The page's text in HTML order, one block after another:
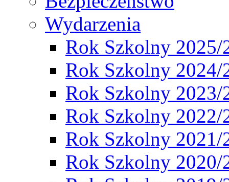
Wydarzenia
Rok Szkolny 2025/
Rok Szkolny 2024/
Rok Szkolny 2023/
Rok Szkolny 2022/
Rok Szkolny 2021/
Rok Szkolny 2020/